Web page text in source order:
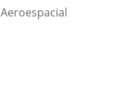
Aeroespacial